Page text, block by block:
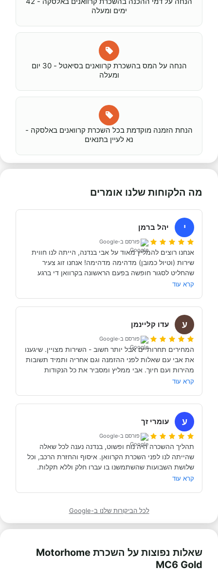
ימים ומעלה
הנחה על המס בהשכרת קרוואנים בסיאטל - 30 יום
ומעלה
הנחת הזמנה מוקדמת בכל השכרת קרוואנים באלסקה -
נא לעיין בתנאים
מה הלקוחות שלנו אומרים
י יהל ברמן
פורסם ב-Google
היה זמין לכל שאלה, לפני ובמהלך השהות שלנו (וכמעט ולא
השכרנו את הקרוואן בדורטמונד, בגרמניה- קיבלנו את האוטו
תודה אבי!
קרא עוד
ע עדו קליינמן
פורסם ב-Google
קרא עוד
ע עומרי זך
פורסם ב-Google
מאוד מומלץ לכל מי שרוצה לעשות חופשה בקרוואן.
קרא עוד
לכל הביקורות שלנו ב-Google
שאלות נפוצות על השכרת Motorhome
MC6 Gold